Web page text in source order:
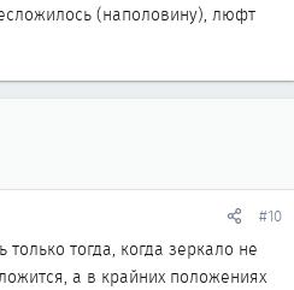
(наполовину), люфт
#10
тогда, когда зеркало не
а в крайних положениях